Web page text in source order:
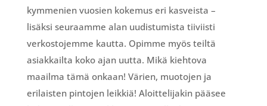
kymmenien vuosien kokemus eri kasveista –
lisäksi seuraamme alan uudistumista tiiviisti
verkostojemme kautta. Opimme myös teiltä
asiakkailta koko ajan uutta. Mikä kiehtova
maailma tämä onkaan! Värien, muotojen ja
erilaisten pintojen leikkiä! Aloittelijakin pääsee